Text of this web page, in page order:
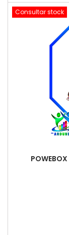
Consultar stock